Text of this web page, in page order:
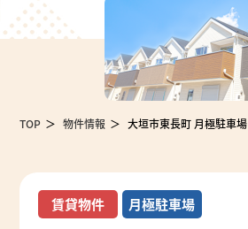
TOP 物件情報 大垣市東長町 月極駐車場
賃貸物件 月極駐車場